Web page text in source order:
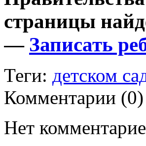
страницы
— Записать
Теги: детском
Комментарии (0)
Нет